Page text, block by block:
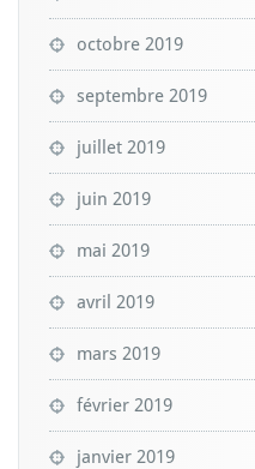
octobre 2019
septembre 2019
juillet 2019
juin 2019
mai 2019
avril 2019
mars 2019
février 2019
janvier 2019